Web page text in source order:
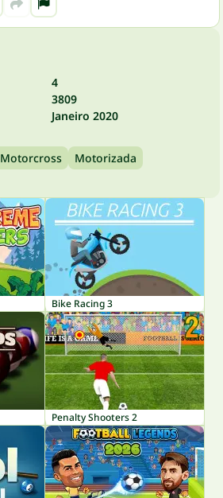
4
3809
Janeiro 2020
Motorcross Motorizada
Bike Racing 3
Penalty Shooters 2